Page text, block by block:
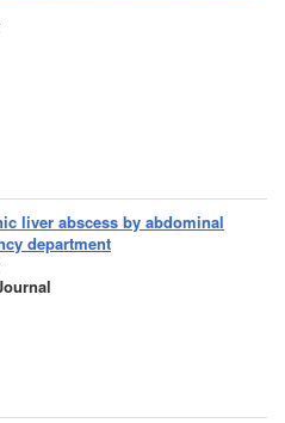
liver abscess by abdominal
department